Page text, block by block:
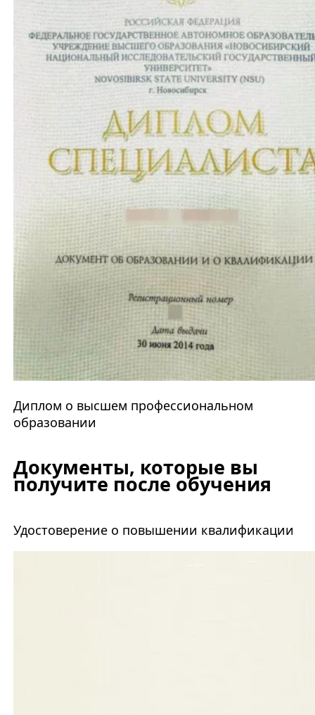
Диплом о высшем профессиональном
образовании
Документы, которые вы
получите после обучения
Удостоверение о повышении квалификации